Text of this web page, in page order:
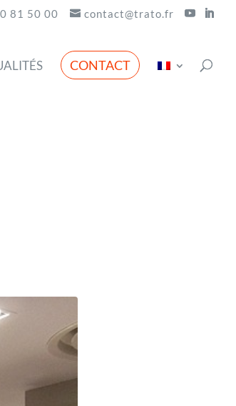
81 50 00 contact@trato.fr
CONTACT